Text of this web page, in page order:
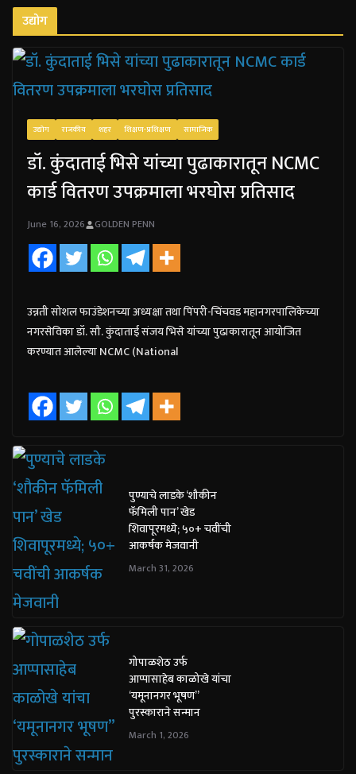
उद्योग
उद्योग राजकीय शहर शिक्षण-प्रशिक्षण सामाजिक
डॉ. कुंदाताई भिसे यांच्या पुढाकारातून NCMC
कार्ड वितरण उपक्रमाला भरघोस प्रतिसाद
June 16, 2026 GOLDEN PENN
उन्नती सोशल फाउंडेशनच्या अध्यक्षा तथा पिंपरी-चिंचवड महानगरपालिकेच्या
नगरसेविका डॉ. सौ. कुंदाताई संजय भिसे यांच्या पुढाकारातून आयोजित
करण्यात आलेल्या NCMC (National
पुण्याचे लाडके ‘शौकीन
फॅमिली पान’ खेड
शिवापूरमध्ये; ५०+ चवींची
आकर्षक मेजवानी
March 31, 2026
गोपाळशेठ उर्फ
आप्पासाहेब काळोखे यांचा
‘यमूनानगर भूषण”
पुरस्काराने सन्मान
March 1, 2026